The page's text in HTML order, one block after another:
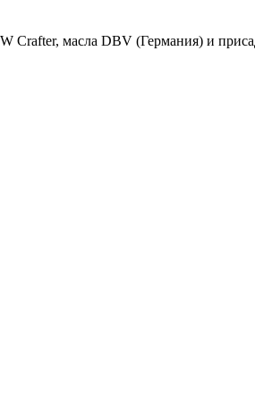
Crafter, масла DBV (Германия) и